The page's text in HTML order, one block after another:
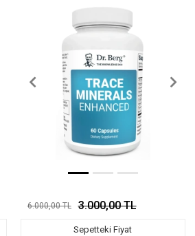
6.000,00 TL 3.000,00 TL
Sepetteki Fiyat